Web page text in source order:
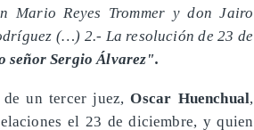
Mario Reyes Trommer y don Jairo
(…) 2.- La resolución de 23 de
señor Sergio Álvarez".
un tercer juez,Oscar Huenchual,
el 23 de diciembre, y quien